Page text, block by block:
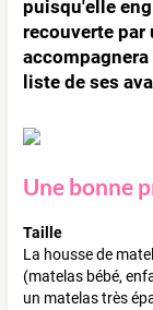
puisqu'elle
recouverte par
liste de ses
Une bonne
Taille
La housse de
(matelas bébé,
un matelas très